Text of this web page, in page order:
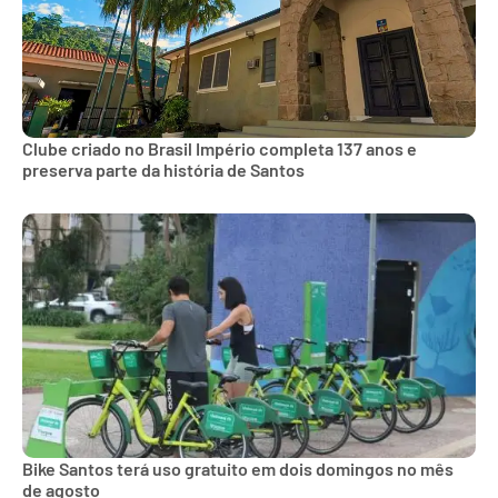
Clube criado no Brasil Império completa 137 anos e
preserva parte da história de Santos
Bike Santos terá uso gratuito em dois domingos no mês
de agosto